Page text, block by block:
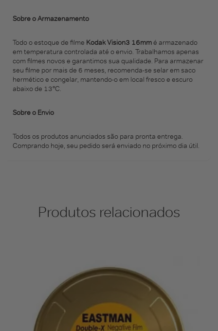
Sobre o Armazenamento
Todo o estoque de filme Kodak Vision3 16mmé armazenado
em temperatura controlada até o envio. Trabalhamos apenas
com filmes novos e garantimos sua qualidade. Para armazenar
seu filme por mais de 6 meses, recomenda-se selar em saco
hermético e congelar, mantendo-o em local fresco e escuro
abaixo de 13°C.
Sobre o Envio
Todos os produtos anunciados são para pronta entrega.
Comprando hoje, seu pedido será enviado no próximo dia útil.
Produtos relacionados